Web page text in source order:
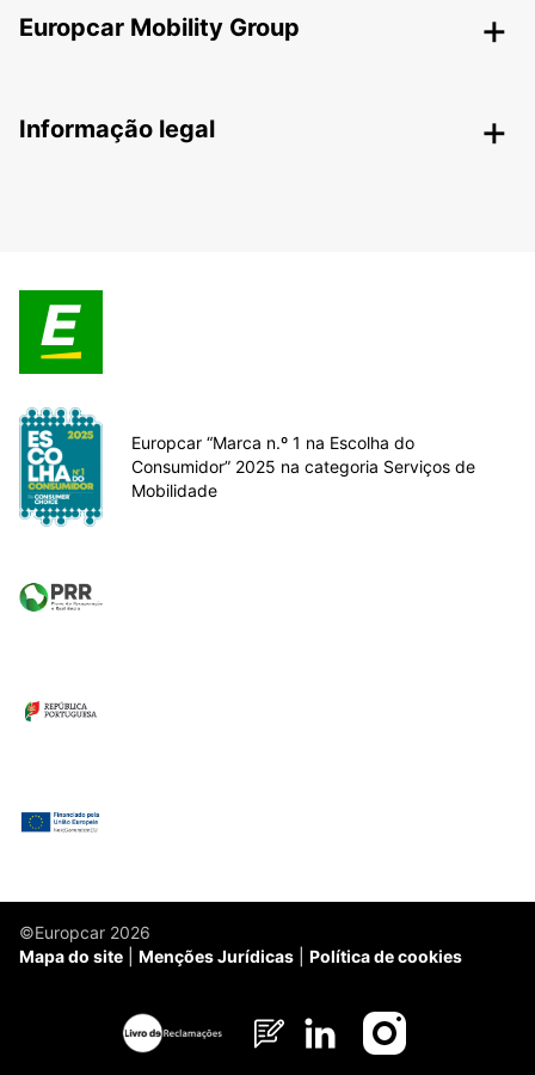
Europcar Mobility Group
Informação legal
Europcar “Marca n.º 1 na Escolha do
Consumidor” 2025 na categoria Serviços de
Mobilidade
©Europcar 2026
Mapa do site
Menções Jurídicas Política de cookies